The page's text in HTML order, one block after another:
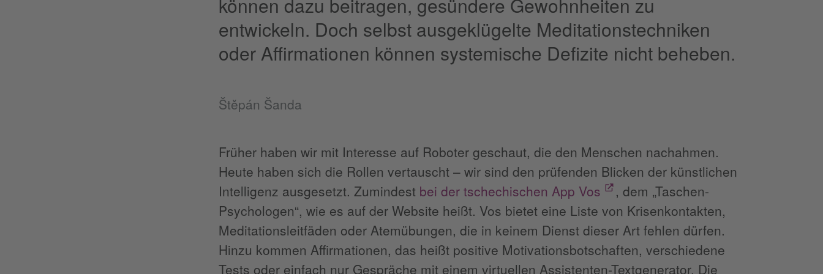
entwickeln. Doch selbst ausgeklügelte Meditationstechniken
oder Affirmationen können systemische Defizite nicht beheben.
Štěpán Šanda
Früher haben wir mit Interesse auf Roboter geschaut, die den Menschen nachahmen.
Heute haben sich die Rollen vertauscht – wir sind den prüfenden Blicken der künstlichen
Intelligenz ausgesetzt. Zumindest bei der tschechischen App Vos
, dem „Taschen-
Psychologen“, wie es auf der Website heißt. Vos bietet eine Liste von Krisenkontakten,
Meditationsleitfäden oder Atemübungen, die in keinem Dienst dieser Art fehlen dürfen.
Hinzu kommen Affirmationen, das heißt positive Motivationsbotschaften, verschiedene
Tests oder einfach nur Gespräche mit einem virtuellen Assistenten-Textgenerator. Die